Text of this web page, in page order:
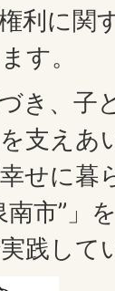
権利に
す。
き、子
支えあ
せに暮
市”」を
践して